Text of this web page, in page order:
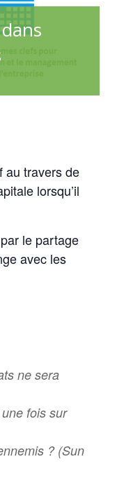
au travers de
lorsqu’il
le partage
avec les
ne sera
fois sur
? (Sun